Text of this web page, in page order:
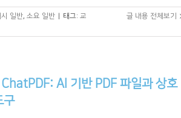
일반, 소요 일반 | 태그: 교
글 내용 전체보기
ChatPDF: AI 기반 PDF 파일과 상호
구